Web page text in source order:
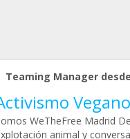
Teaming Manager
WeTheFree Madrid
animal y